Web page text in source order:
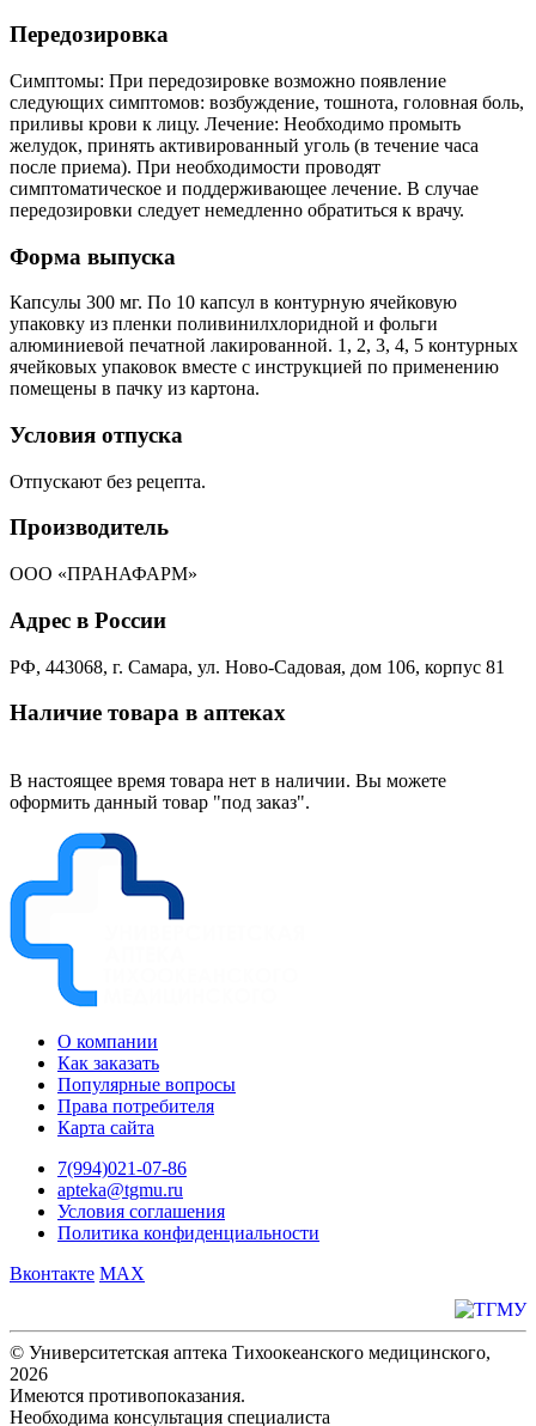
Передозировка
Симптомы: При передозировке возможно появление
следующих симптомов: возбуждение, тошнота, головная боль,
приливы крови к лицу. Лечение: Необходимо промыть
желудок, принять активированный уголь (в течение часа
после приема). При необходимости проводят
симптоматическое и поддерживающее лечение. В случае
передозировки следует немедленно обратиться к врачу.
Форма выпуска
Капсулы 300 мг. По 10 капсул в контурную ячейковую
упаковку из пленки поливинилхлоридной и фольги
алюминиевой печатной лакированной. 1, 2, 3, 4, 5 контурных
ячейковых упаковок вместе с инструкцией по применению
помещены в пачку из картона.
Условия отпуска
Отпускают без рецепта.
Производитель
ООО «ПРАНАФАРМ»
Адрес в России
РФ, 443068, г. Самара, ул. Ново-Садовая, дом 106, корпус 81
Наличие товара в аптеках
В настоящее время товара нет в наличии. Вы можете
оформить данный товар "под заказ".
О компании
Как заказать
Популярные вопросы
Права потребителя
Карта сайта
7(994)021-07-86
apteka@tgmu.ru
Условия соглашения
Политика конфиденциальности
Вконтакте MAX
© Университетская аптека Тихоокеанского медицинского,
2026
Имеются противопоказания.
Необходима консультация специалиста